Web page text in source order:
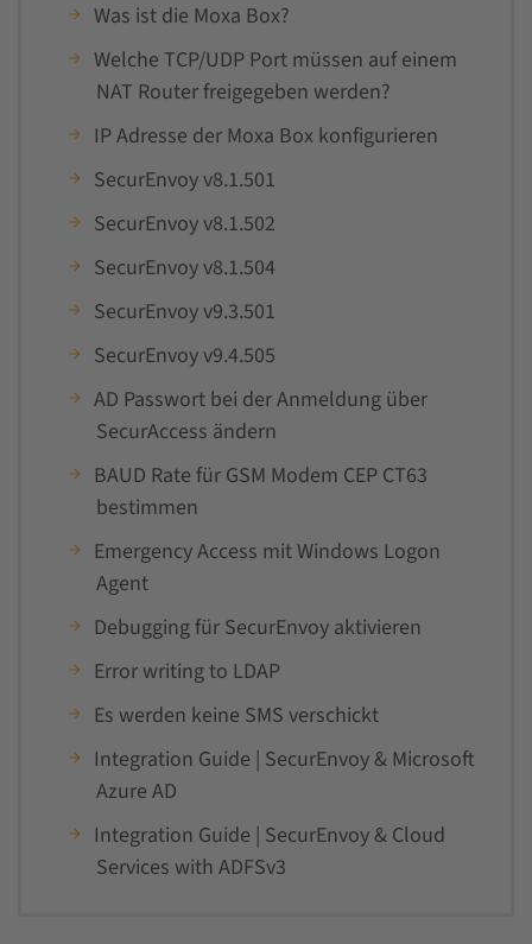
Was ist die Moxa Box?
Welche TCP/UDP Port müssen auf einem
NAT Router freigegeben werden?
IP Adresse der Moxa Box konfigurieren
SecurEnvoy v8.1.501
SecurEnvoy v8.1.502
SecurEnvoy v8.1.504
SecurEnvoy v9.3.501
SecurEnvoy v9.4.505
AD Passwort bei der Anmeldung über
SecurAccess ändern
BAUD Rate für GSM Modem CEP CT63
bestimmen
Emergency Access mit Windows Logon
Agent
Debugging für SecurEnvoy aktivieren
Error writing to LDAP
Es werden keine SMS verschickt
Integration Guide | SecurEnvoy & Microsoft
Azure AD
Integration Guide | SecurEnvoy & Cloud
Services with ADFSv3